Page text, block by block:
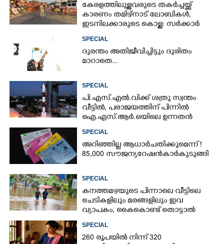
കേരളത്തിലുള്ളവരുടെ തകർച്ചയ്ക്ക്
കാരണം തമിഴ്നാട് ലോബികൾ,
ഇടനിലക്കാരുടെ കൊള്ള: സർക്കാർ
ഇടപെടണം
SPECIAL
ദുരന്തം അതിജീവിച്ചിട്ടും ദുരിതം
മാറാതെ...
SPECIAL
പി.എസ്.എൽ.വിക്ക് ശത്രു സ്വന്തം
വീട്ടിൽ,​ പരാജയത്തിന് പിന്നിൽ
ഐ.എസ്.ആർ.ഒയിലെ ഉന്നതൻ
SPECIAL
അറിഞ്ഞില്ല ആധാർ ചതിക്കുമെന്ന് !
85,000 സൗജന്യ റേഷൻകാർ കുടുങ്ങി
SPECIAL
കനത്തമഴയുടെ പിന്നാലെ വീട്ടിലെ
ചെടികളിലും മരങ്ങളിലും ഇവ
വ്യാപകം, കൈകൊണ്ട് തൊട്ടാൽ
രോഗമുറപ്പ്
SPECIAL
260 രൂപയിൽ നിന്ന് 320
×
Share this link